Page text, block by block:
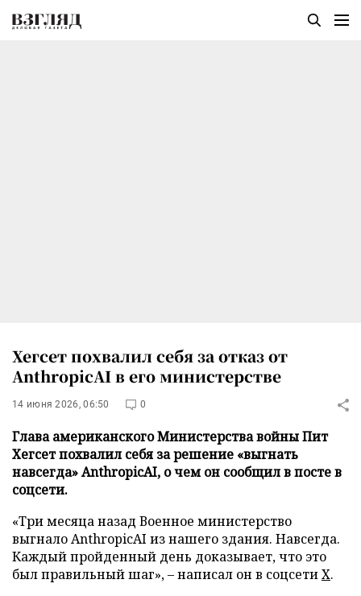
Хегсет похвалил себя за отказ от
AnthropicAI в его министерстве
14 июня 2026, 06:50 0
Глава американского Министерства войны Пит
Хегсет похвалил себя за решение «выгнать
навсегда» AnthropicAI, о чем он сообщил в посте в
соцсети.
«Три месяца назад Военное министерство
выгнало AnthropicAI из нашего здания. Навсегда.
Каждый пройденный день доказывает, что это
был правильный шаг», – написал он в соцсетиХ.